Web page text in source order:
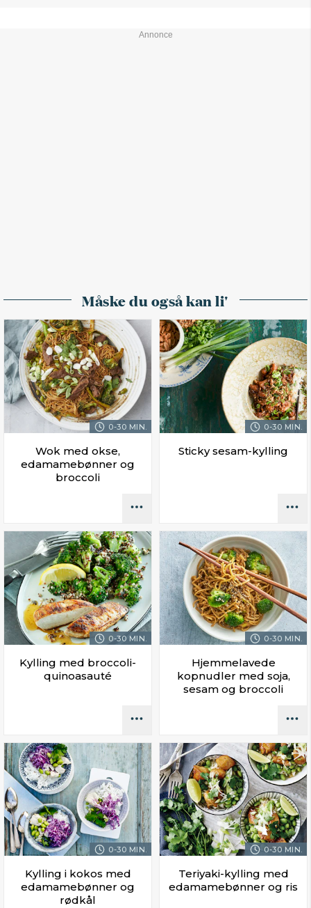
Måske du også kan li'
0-30 MIN.
Wok med okse,
edamamebønner og
broccoli
0-30 MIN.
Sticky sesam-kylling
0-30 MIN.
Kylling med broccoli-
quinoasauté
0-30 MIN.
Hjemmelavede
kopnudler med soja,
sesam og broccoli
0-30 MIN.
Kylling i kokos med
edamamebønner og
rødkål
0-30 MIN.
Teriyaki-kylling med
edamamebønner og ris